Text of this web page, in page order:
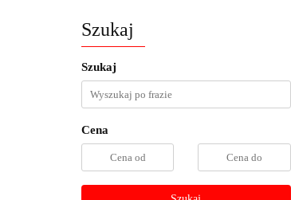
Szukaj
Szukaj
Cena